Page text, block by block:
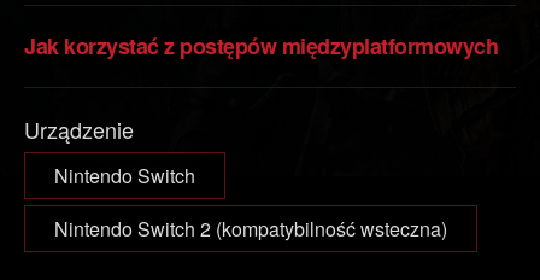
Jak korzystać z postępów międzyplatformowych
Urządzenie
Nintendo Switch
Nintendo Switch 2 (kompatybilność wsteczna)